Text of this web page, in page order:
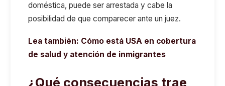
doméstica, puede ser arrestada y cabe la
posibilidad de que comparecer ante un juez.
Lea también: Cómo está USA en cobertura
de salud y atención de inmigrantes
¿Qué consecuencias trae